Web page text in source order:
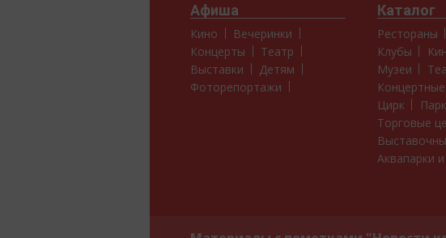
Афиша
Кино
Вечеринки
Концерты
Театр
Выставки
Детям
Фоторепортажи
Каталог
Рестораны
Клубы
Музеи
Цирк
Торговые
Аквапарки